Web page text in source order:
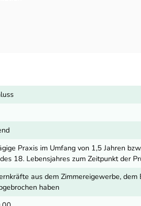
Praxis im Umfang von 1,5 Jahren
18. Lebensjahres zum Zeitpunkt der
aus dem Zimmereigewerbe,
haben